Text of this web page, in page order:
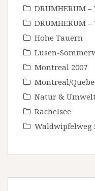
DRUMHERUM
DRUMHERUM
Hohe Tauern
Lusen-
Montreal 2007
Montreal/
Natur &
Rachelsee